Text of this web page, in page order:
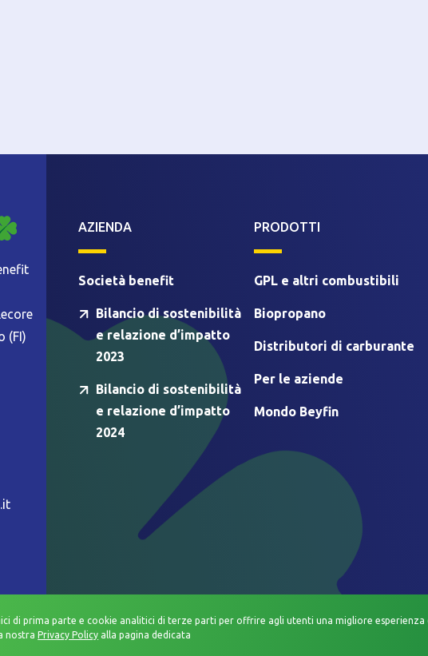
(FI)
AZIENDA
Società benefit
Bilancio di sostenibilità
e relazione d’impatto
2023
Bilancio di sostenibilità
e relazione d’impatto
2024
PRODOTTI
GPL e altri combustibili
Biopropano
Distributori di carburante
Per le aziende
Mondo Beyfin
di prima parte e cookie analitici di terze parti per offrire agli utenti una migliore
nostraPrivacy Policy alla pagina dedicata